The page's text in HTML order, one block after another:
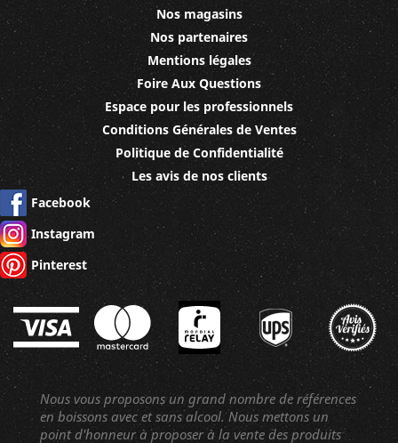
Nos magasins
Nos partenaires
Mentions légales
Foire Aux Questions
Espace pour les professionnels
Conditions Générales de Ventes
Politique de Confidentialité
Les avis de nos clients
Facebook
Instagram
Pinterest
Nous vous proposons un grand nombre de références
en boissons avec et sans alcool. Nous mettons un
point d'honneur à proposer à la vente des produits